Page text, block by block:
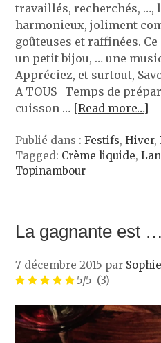
travaillés, recherchés, …,
harmonieux, joliment
goûteuses et raffinées.
un petit bijou, … une
Appréciez, et surtout,
A TOUS Temps de
cuisson … [Read more…]
Publié dans :Festifs,Hiver,
Tagged: Crème liquide,
Topinambour
La gagnante est …
7 décembre 2015 par Sophie
5/5 (3)